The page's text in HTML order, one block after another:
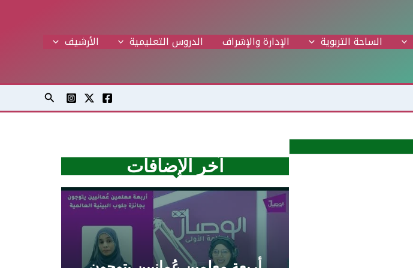
الساحة التربوية الإدارة والإشراف الدروس التعليمية اﻷرشيف
البحث
آخر الإضافات